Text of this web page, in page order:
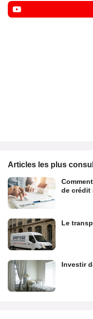
Articles les plus
de crédit
Le
Investir